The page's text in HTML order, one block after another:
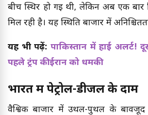
बीच स्थिर हो गई थी, लेकिन अब एक
मिल रही है। यह स्थिति बाजार में
यह भी पढ़ें: पाकिस्तान में हाई अलर्ट!
पहले ट्रंप की ईरान को धमकी
भारत में पेट्रोल-डीजल के दाम
वैश्विक बाजार में उथल-पुथल के